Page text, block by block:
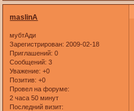
maslinA
мубтАди
Зарегистрирован: 2009-02-18
Приглашений: 0
Сообщений: 3
Уважение: +0
Позитив: +0
Провел на форуме:
2 часа 50 минут
Последний визит: